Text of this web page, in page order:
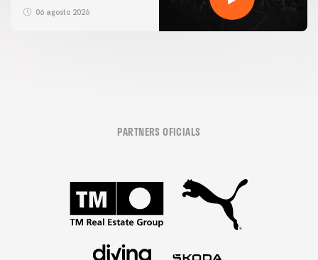
06 agosto 2026
PARTNERS OFICIALS